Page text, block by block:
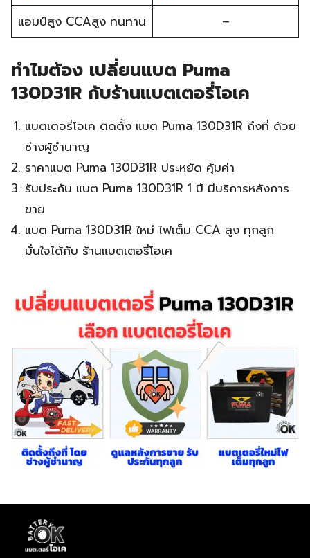
แอมป์สูง CCAสูง ทนทาน
–
ทำไมต้อง เปลี่ยนแบต Puma
130D31R กับร้านแบตเตอรี่โอเค
แบตเตอรี่โอเค ติดตั้ง แบต Puma 130D31R ถึงที่ ด้วย
ช่างผู้ชำนาญ
ราคาแบต Puma 130D31R ประหยัด คุ้มค่า
รับประกัน แบต Puma 130D31R 1 ปี มีบริการหลังการ
ขาย
แบต Puma 130D31R ใหม่ ไฟเต็ม CCA สูง ทุกลูก
มั่นใจได้กับ ร้านแบตเตอรี่โอเค